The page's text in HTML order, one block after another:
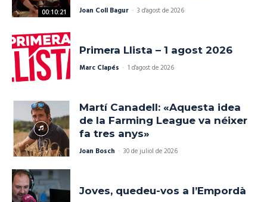
00:10:21 Joan Coll Bagur - 3 d'agost de 2026
Primera Llista – 1 agost 2026
Marc Clapés - 1 d'agost de 2026
Martí Canadell: «Aquesta idea
de la Farming League va néixer
fa tres anys»
Joan Bosch - 30 de juliol de 2026
Joves, quedeu-vos a l’Empordà